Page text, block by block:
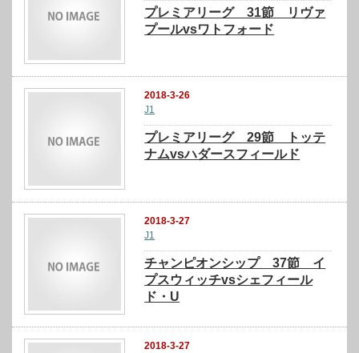
プレミアリーグ 31節 リヴァ
プールvsワトフォード
2018-3-26
J1
プレミアリーグ 29節 トッテ
ナムvsハダースフィールド
2018-3-27
J1
チャンピオンシップ 37節 イ
プスウィッチvsシェフィール
ド・U
2018-3-27